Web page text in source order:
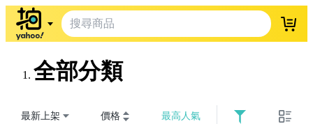
登入
全部分類
最新上架 價格 最高人氣